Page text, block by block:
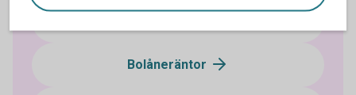
Bolåneräntor